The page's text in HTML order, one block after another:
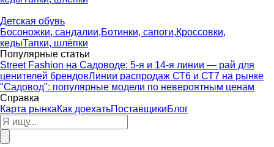
Детская обувь
Босоножки, сандалии,Ботинки, сапоги,Кроссовки,
кедыТапки, шлёпки
Популярные статьи
Street Fashion на Садоводе: 5-я и 14-я линии — рай для
ценителей брендовЛинии распродаж СТ6 и СТ7 на рынке
"Садовод": популярные модели по невероятным ценам
Справка
Карта рынкаКак доехатьПоставщикиБлог